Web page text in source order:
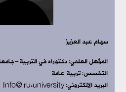
سهام عبد العزيز
المؤهل العلمي:دكتوراه في التربية-
التخصص:تربية عامة
البريد الالكتروني: Info@iru.university